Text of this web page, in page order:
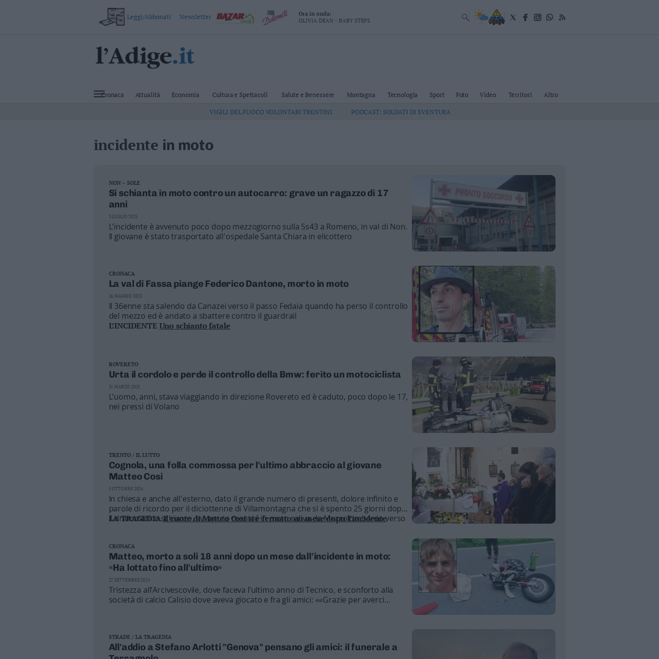
VAI
Leggi/Abbonati Newsletter
Ora in onda:
OLIVIA DEAN - BABY STEPS
Cronaca Attualità Economia Cultura e Spettacoli Salute e Benessere Montagna Tecnologia Sport Foto Video Territori
Altro
VIGILI DEL FUOCO VOLONTARI TRENTINI
PODCAST: SOLDATI DI SVENTURA
incidente in moto
NON – SOLE
Si schianta in moto contro un autocarro: grave un ragazzo di 17
anni
L’incidente è avvenuto poco dopo mezzogiorno sulla Ss43 a Romeno, in val di Non.
Il giovane è stato trasportato all'ospedale Santa Chiara in elicottero
3 LUGLIO 2025
CRONACA
La val di Fassa piange Federico Dantone, morto in moto
Il 36enne sta salendo da Canazei verso il passo Fedaia quando ha perso il controllo
del mezzo ed è andato a sbattere contro il guardrail
L’INCIDENTE Uno schianto fatale
26 MAGGIO 2025
ROVERETO
Urta il cordolo e perde il controllo della Bmw: ferito un motociclista
L’uomo, anni, stava viaggiando in direzione Rovereto ed è caduto, poco dopo le 17,
nei pressi di Volano
31 MARZO 2025
TRENTO / IL LUTTO
Cognola, una folla commossa per l'ultimo abbraccio al giovane
Matteo Cosi
In chiesa e anche all'esterno, dato il grande numero di presenti, dolore infinito e
parole di ricordo per il diciottenne di Villamontagna che si è spento 25 giorni dopo
il drammatico schianto, avvenuto mentre in moto saliva da Mezzolombardo verso
LA TRAGEDIAIl cuore di Matteo Cosi si è fermato un mese dopo l’incidente
5 OTTOBRE 2024
CRONACA
Matteo, morto a soli 18 anni dopo un mese dall'incidente in moto:
«Ha lottato fino all'ultimo»
Tristezza all’Arcivescovile, dove faceva l’ultimo anno di Tecnico, e sconforto alla
società di calcio Calisio dove aveva giocato e fra gli amici: ««Grazie per averci
27 SETTEMBRE 2024
STRADE / LA TRAGEDIA
All'addio a Stefano Arlotti "Genova" pensano gli amici: il funerale a